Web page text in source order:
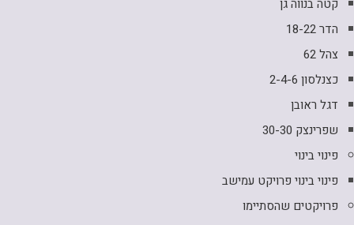
קטה בנווה גן
הדר 18-22
צהל 62
כצנלסון 2-4-6
דגל ראובן
שפרינצק 30-30
פינוי בינוי
פינוי בינוי פרויקט עמישב
פרויקטים שהסתיימו